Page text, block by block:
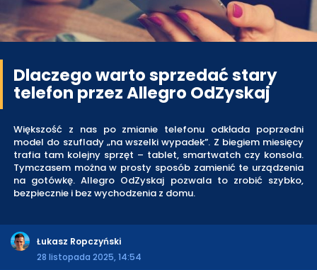
Dlaczego warto sprzedać stary
telefon przez Allegro OdZyskaj
Większość z nas po zmianie telefonu odkłada poprzedni
model do szuflady „na wszelki wypadek”. Z biegiem miesięcy
trafia tam kolejny sprzęt – tablet, smartwatch czy konsola.
Tymczasem można w prosty sposób zamienić te urządzenia
na gotówkę. Allegro OdZyskaj pozwala to zrobić szybko,
bezpiecznie i bez wychodzenia z domu.
Łukasz Ropczyński
28 listopada 2025, 14:54